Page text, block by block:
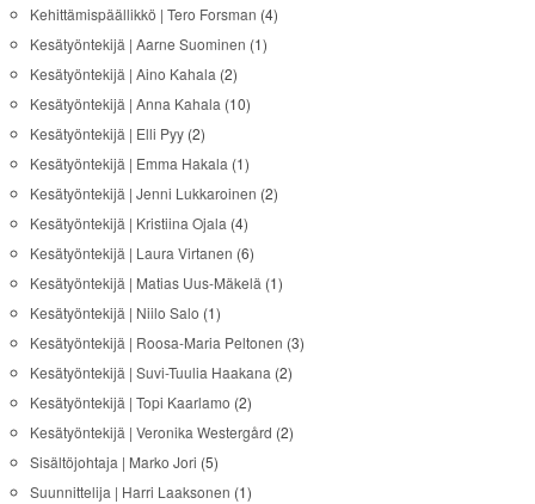
Kehittämispäällikkö | Tero Forsman (4)
Kesätyöntekijä | Aarne Suominen (1)
Kesätyöntekijä | Aino Kahala (2)
Kesätyöntekijä | Anna Kahala (10)
Kesätyöntekijä | Elli Pyy(2)
Kesätyöntekijä | Emma Hakala (1)
Kesätyöntekijä | Jenni Lukkaroinen (2)
Kesätyöntekijä | Kristiina Ojala (4)
Kesätyöntekijä | Laura Virtanen (6)
Kesätyöntekijä | Matias Uus-Mäkelä (1)
Kesätyöntekijä | Niilo Salo (1)
Kesätyöntekijä | Roosa-Maria Peltonen (3)
Kesätyöntekijä | Suvi-Tuulia Haakana (2)
Kesätyöntekijä | Topi Kaarlamo (2)
Kesätyöntekijä | Veronika Westergård (2)
Sisältöjohtaja | Marko Jori (5)
Suunnittelija | Harri Laaksonen (1)